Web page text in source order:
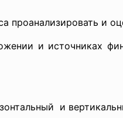
проанализировать и
и источниках
и